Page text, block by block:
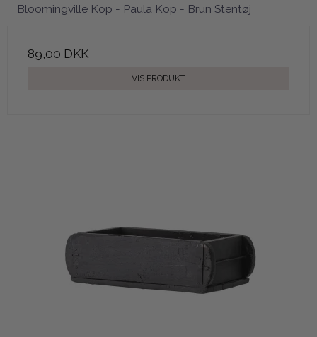
Bloomingville Kop - Paula Kop - Brun Stentøj
89,00 DKK
VIS PRODUKT